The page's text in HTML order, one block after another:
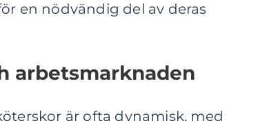
en nödvändig del av deras
arbetsmarknaden
är ofta dynamisk, med